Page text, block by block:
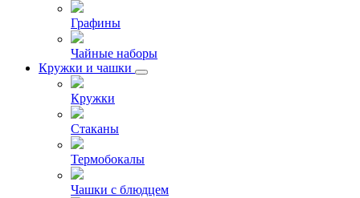
Графины
Чайные наборы
Кружки и чашки
Кружки
Стаканы
Термобокалы
Чашки с блюдцем